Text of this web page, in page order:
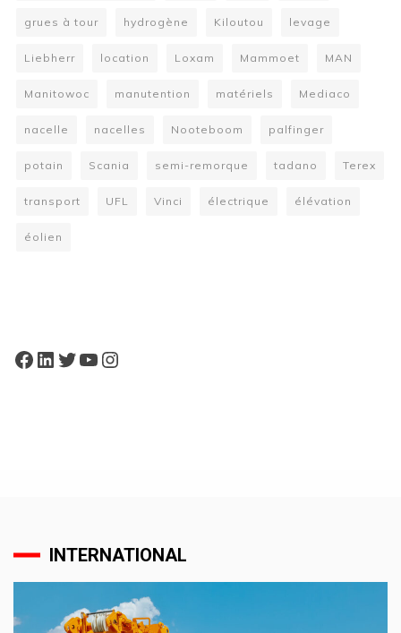
grues à tour hydrogène Kiloutou levage
Liebherr location Loxam Mammoet MAN
Manitowoc manutention matériels Mediaco
nacelle nacelles Nooteboom palfinger
potain Scania semi-remorque tadano Terex
transport UFL Vinci électrique élévation
éolien
Facebook
LinkedIn
Twitter
YouTube
Instagram
INTERNATIONAL